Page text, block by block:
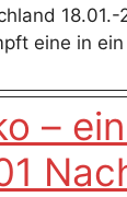
18.01.-
eine in
–